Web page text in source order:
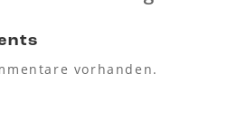
vorhanden.